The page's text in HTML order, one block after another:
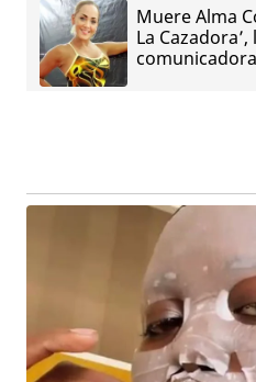
Muere Alma
La
comunicadora